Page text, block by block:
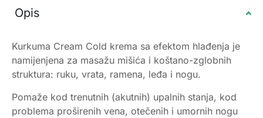
Opis
Kurkuma Cream Cold krema sa efektom hlađenja je
namijenjena za masažu mišića i koštano-zglobnih
struktura: ruku, vrata, ramena, leđa i nogu.
Pomaže kod trenutnih (akutnih) upalnih stanja, kod
problema proširenih vena, otečenih i umornih nogu